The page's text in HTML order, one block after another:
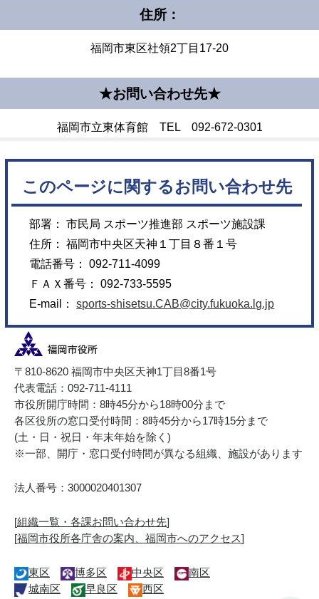
住所：
福岡市東区社領2丁目17-20
★お問い合わせ先★
福岡市立東体育館 TEL 092-672-0301
このページに関するお問い合わせ先
部署： 市民局 スポーツ推進部 スポーツ施設課
住所： 福岡市中央区天神１丁目８番１号
電話番号： 092-711-4099
ＦＡＸ番号： 092-733-5595
E-mail：sports-shisetsu.CAB@city.fukuoka.lg.jp
〒810-8620 福岡市中央区天神1丁目8番1号
代表電話：092-711-4111
市役所開庁時間：8時45分から18時00分まで
各区役所の窓口受付時間：8時45分から17時15分まで
(土・日・祝日・年末年始を除く)
※一部、開庁・窓口受付時間が異なる組織、施設があります
法人番号：3000020401307
[組織一覧・各課お問い合わせ先]
[福岡市役所各庁舎の案内、福岡市へのアクセス]
東区 博多区 中央区
南区
城南区
早良区 西区